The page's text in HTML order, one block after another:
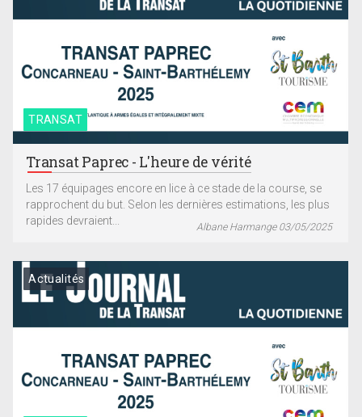
TRANSAT
Transat Paprec - L'heure de vérité
Les 17 équipages encore en lice à ce stade de la course, se
rapprochent du but. Selon les dernières estimations, les plus
rapides devraient...
Albane Harmange 03/05/2025
Actualités